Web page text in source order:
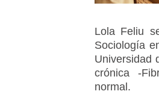
Lola Feliu
Sociología
Universidad
crónica -
normal.